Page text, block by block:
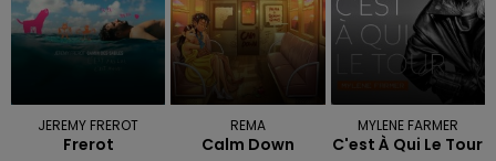
JEREMY FREROT
Frerot
REMA
Calm Down
MYLENE FARMER
C'est À Qui Le Tour